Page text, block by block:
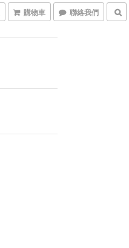
購物車 聯絡我們